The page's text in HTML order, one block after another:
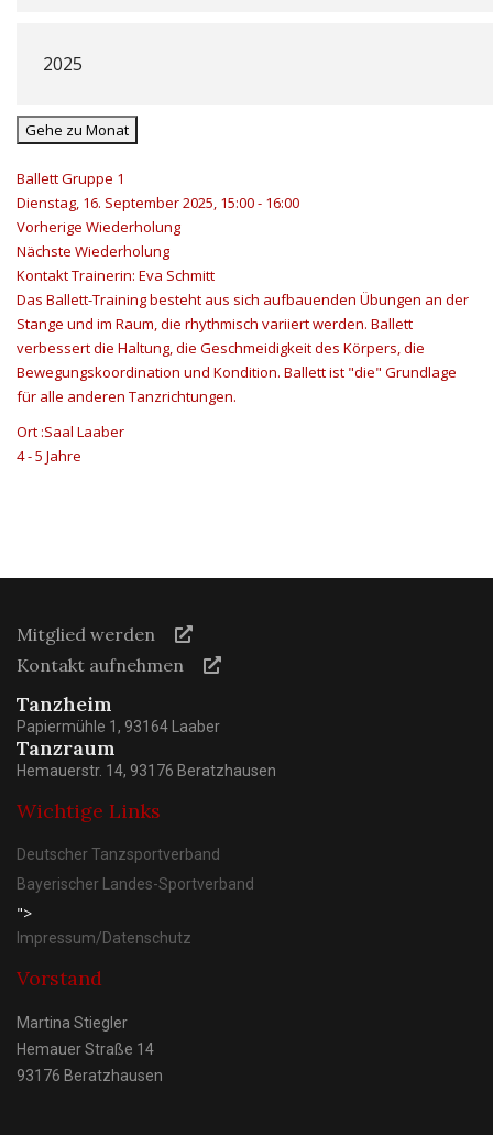
Gehe zu Monat
Ballett Gruppe 1
Dienstag, 16. September 2025, 15:00 - 16:00
Vorherige Wiederholung
Nächste Wiederholung
KontaktTrainerin: Eva Schmitt
Das Ballett-Training besteht aus sich aufbauenden Übungen an der
Stange und im Raum, die rhythmisch variiert werden. Ballett
verbessert die Haltung, die Geschmeidigkeit des Körpers, die
Bewegungskoordination und Kondition. Ballett ist "die" Grundlage
für alle anderen Tanzrichtungen.
Ort :Saal Laaber
4 - 5 Jahre
Mitglied werden
Kontakt aufnehmen
Tanzheim
Papiermühle 1, 93164 Laaber
Tanzraum
Hemauerstr. 14, 93176 Beratzhausen
Wichtige Links
Deutscher Tanzsportverband
Bayerischer Landes-Sportverband
">
Impressum/Datenschutz
Vorstand
Martina Stiegler
Hemauer Straße 14
93176 Beratzhausen